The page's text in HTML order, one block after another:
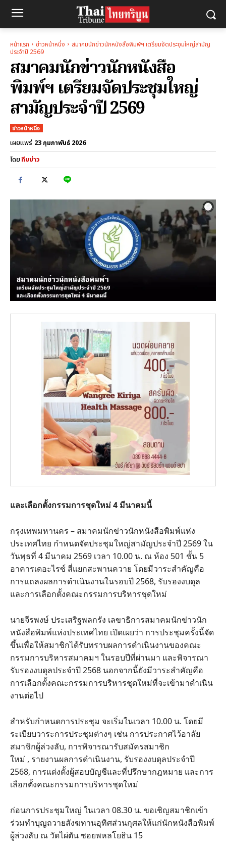
หน้าแรก ข่าวหน้าหนึ่ง
สมาคมนักข่าวนักหนังสือพิมพ์ฯ เตรียมจัดประชุมใหญ่สามัญ
ประจำปี 2569
สมาคมนักข่าวนักหนังสือ
พิมพ์ฯ เตรียมจัดประชุมใหญ่
สามัญประจำปี 2569
ข่าวหน้าหนึ่ง
เผยแพร่ 23 กุมภาพันธ์ 2026
โดยทีมข่าว
และเลือกตั้งกรรมการชุดใหม่ 4 มีนาคมนี้
กรุงเทพมหานคร – สมาคมนักข่าวนักหนังสือพิมพ์แห่ง
ประเทศไทย กำหนดจัดประชุมใหญ่สามัญประจำปี 2569 ใน
วันพุธที่ 4 มีนาคม 2569 เวลา 10.00 น. ณ ห้อง 501 ชั้น 5
อาคารเดอะไรซ์ สี่แยกสะพานควาย โดยมีวาระสำคัญคือ
การแถลงผลการดำเนินงานในรอบปี 2568, รับรองงบดุล
และการเลือกตั้งคณะกรรมการบริหารชุดใหม่
นายจีรพงษ์ ประเสริฐพลกรัง เลขาธิการสมาคมนักข่าวนัก
หนังสือพิมพ์แห่งประเทศไทย เปิดเผยว่า การประชุมครั้งนี้จัด
ขึ้นเพื่อให้สมาชิกได้รับทราบผลการดำเนินงานของคณะ
กรรมการบริหารสมาคมฯ ในรอบปีที่ผ่านมา และพิจารณา
รับรองงบดุลประจำปี 2568 นอกจากนี้ยังมีวาระสำคัญคือ
การเลือกตั้งคณะกรรมการบริหารชุดใหม่ที่จะเข้ามาดำเนิน
งานต่อไป
สำหรับกำหนดการประชุม จะเริ่มในเวลา 10.00 น. โดยมี
ระเบียบวาระการประชุมต่างๆ เช่น การประกาศไว้อาลัย
สมาชิกผู้ล่วงลับ, การพิจารณารับสมัครสมาชิก
ใหม่ , รายงานผลการดำเนินงาน, รับรองงบดุลประจำปี
2568, การแต่งตั้งผู้สอบบัญชีและที่ปรึกษากฎหมาย และการ
เลือกตั้งคณะกรรมการบริหารชุดใหม่
ก่อนการประชุมใหญ่ ในเวลา 08.30 น. ขอเชิญสมาชิกเข้า
ร่วมทำบุญถวายสังฆทานอุทิศส่วนกุศลให้แก่นักหนังสือพิมพ์
ผู้ล่วงลับ ณ วัดไผ่ตัน ซอยพหลโยธิน 15